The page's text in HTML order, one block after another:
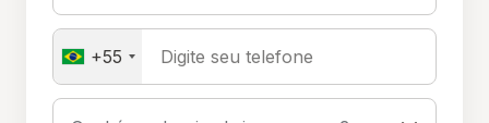
+55 Digite seu telefone